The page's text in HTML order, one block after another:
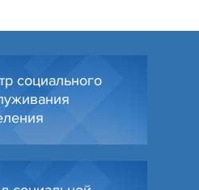
социального